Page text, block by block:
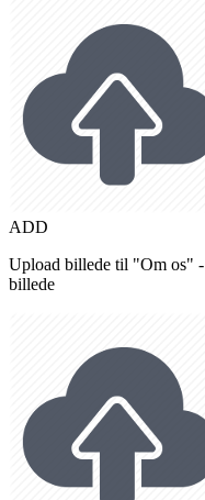
ADD
Upload billede til "Om os"
billede